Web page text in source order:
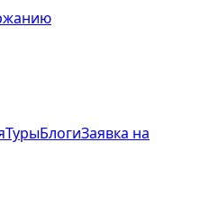
ТурыБлогиЗаявка на